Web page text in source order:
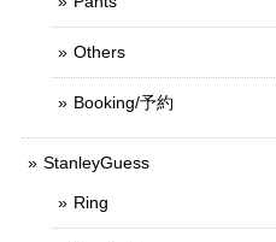
Others
Booking/予約
StanleyGuess
Ring